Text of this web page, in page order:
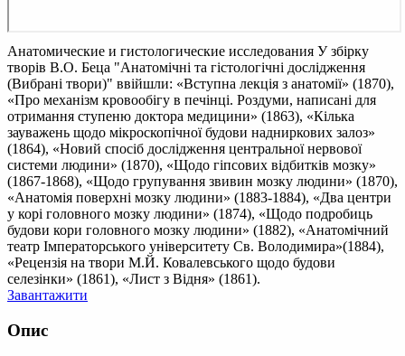
Анатомические и гистологические исследования У збірку
творів В.О. Беца "Анатомічні та гістологічні дослідження
(Вибрані твори)" ввійшли: «Вступна лекція з анатомії» (1870),
«Про механізм кровообігу в печінці. Роздуми, написані для
отримання ступеню доктора медицини» (1863), «Кілька
зауважень щодо мікроскопічної будови надниркових залоз»
(1864), «Новий спосіб дослідження центральної нервової
системи людини» (1870), «Щодо гіпсових відбитків мозку»
(1867-1868), «Щодо групування звивин мозку людини» (1870),
«Анатомія поверхні мозку людини» (1883-1884), «Два центри
у корі головного мозку людини» (1874), «Щодо подробиць
будови кори головного мозку людини» (1882), «Анатомічний
театр Імператорського університету Св. Володимира»(1884),
«Рецензія на твори М.Й. Ковалевського щодо будови
селезінки» (1861), «Лист з Відня» (1861).
Завантажити
Опис